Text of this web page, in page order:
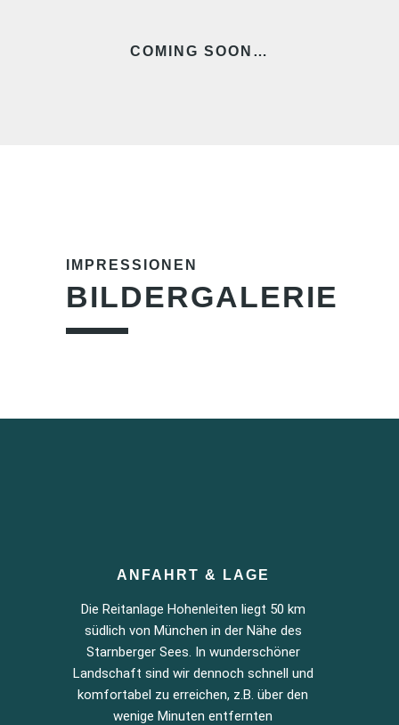
COMING SOON…
IMPRESSIONEN
BILDERGALERIE
ANFAHRT & LAGE
Die Reitanlage Hohenleiten liegt 50 km
südlich von München in der Nähe des
Starnberger Sees. In wunderschöner
Landschaft sind wir dennoch schnell und
komfortabel zu erreichen, z.B. über den
wenige Minuten entfernten